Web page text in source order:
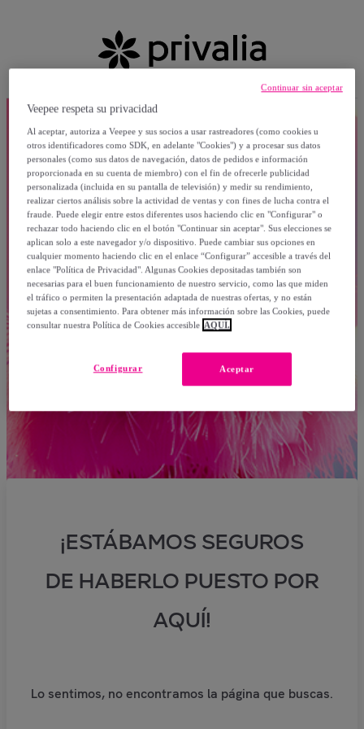
¡ESTÁBAMOS SEGUROS
DE HABERLO PUESTO POR
AQUÍ!
Lo sentimos, no encontramos la página que buscas.
Veepee respeta su privacidad
Al aceptar, autoriza a Veepee y sus socios a usar rastreadores (como cookies u
otros identificadores como SDK, en adelante "Cookies") y a procesar sus datos
personales (como sus datos de navegación, datos de pedidos e información
proporcionada en su cuenta de miembro) con el fin de ofrecerle publicidad
personalizada (incluida en su pantalla de televisión) y medir su rendimiento,
realizar ciertos análisis sobre la actividad de ventas y con fines de lucha contra el
fraude. Puede elegir entre estos diferentes usos haciendo clic en "Configurar" o
rechazar todo haciendo clic en el botón "Continuar sin aceptar". Sus elecciones se
aplican solo a este navegador y/o dispositivo. Puede cambiar sus opciones en
cualquier momento haciendo clic en el enlace “Configurar” accesible a través del
enlace "Política de Privacidad". Algunas Cookies depositadas también son
necesarias para el buen funcionamiento de nuestro servicio, como las que miden
el tráfico o permiten la presentación adaptada de nuestras ofertas, y no están
sujetas a consentimiento. Para obtener más información sobre las Cookies, puede
consultar nuestra Política de Cookies accesible AQUÍ.
Aceptar
Configurar
Continuar sin aceptar